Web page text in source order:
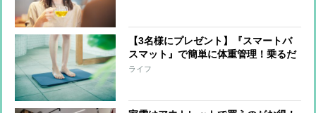
【3名様にプレゼント】『スマートバ
スマット』で簡単に体重管理！乗るだ
けで測定＆スマホに記録
ライフ